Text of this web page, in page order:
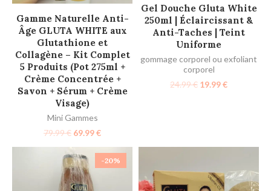
AJOUTER AU PANIER
Gamme Naturelle Anti-
Âge GLUTA WHITE aux
Glutathione et
Collagène – Kit Complet
5 Produits (Pot 275ml +
Crème Concentrée +
Savon + Sérum + Crème
Visage)
Mini Gammes
79.99€ 69.99€
AJOUTER AU PANIER
Gel Douche Gluta White
250ml | Éclaircissant &
Anti-Taches | Teint
Uniforme
gommage corporel ou exfoliant
corporel
24.99€ 19.99€
-20%